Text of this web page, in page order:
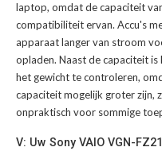
laptop, omdat de capaciteit
compatibiliteit ervan. Accu's
apparaat langer van stroom
opladen. Naast de capaciteit
het gewicht te controleren,
capaciteit mogelijk groter zijn,
onpraktisch voor sommige
V: Uw Sony VAIO VGN-